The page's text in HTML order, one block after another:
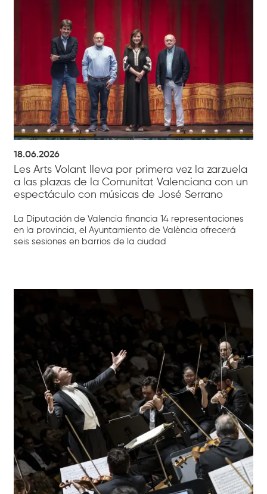
18.06.2026
Les Arts Volant lleva por primera vez la zarzuela
a las plazas de la Comunitat Valenciana con un
espectáculo con músicas de José Serrano
La Diputación de Valencia financia 14 representaciones
en la provincia, el Ayuntamiento de València ofrecerá
seis sesiones en barrios de la ciudad